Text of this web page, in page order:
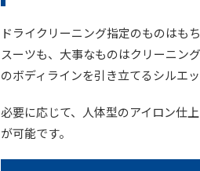
ドライクリーニング指定のものはも
スーツも、大事なものはクリーニン
のボディラインを引き立てるシルエ
必要に応じて、人体型のアイロン仕
が可能です。